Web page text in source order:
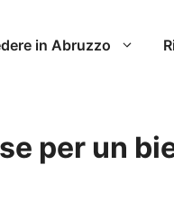
in Abruzzo
per un